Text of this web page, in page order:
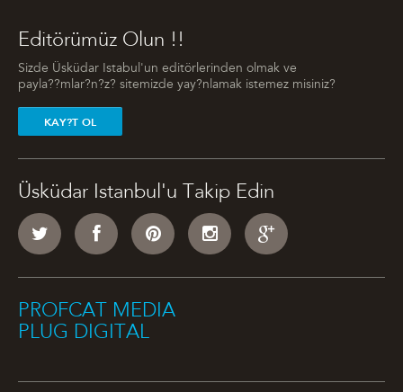
Editörümüz Olun !!
Sizde Üsküdar Istabul'un editörlerinden olmak ve
payla??mlar?n?z? sitemizde yay?nlamak istemez misiniz?
KAY?T OL
Üsküdar Istanbul'u Takip Edin
PROFCAT MEDIA
PLUG DIGITAL